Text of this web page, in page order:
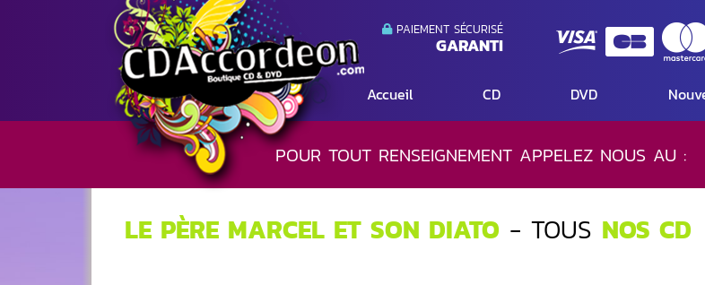
PAIEMENT SÉCURISÉ
GARANTI
Accueil CD DVD
POUR TOUT RENSEIGNEMENT APPELEZ NOUS AU :
LE PÈRE MARCEL ET SON DIATO - TOUS NOS CD